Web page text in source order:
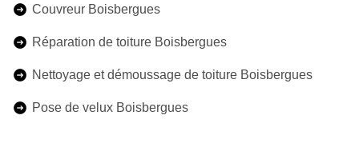
Couvreur Boisbergues
Réparation de toiture Boisbergues
Nettoyage et démoussage de toiture Boisbergues
Pose de velux Boisbergues